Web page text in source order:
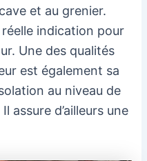
et au grenier.
indication pour
Une des qualités
est également sa
au niveau de
assure d’ailleurs une